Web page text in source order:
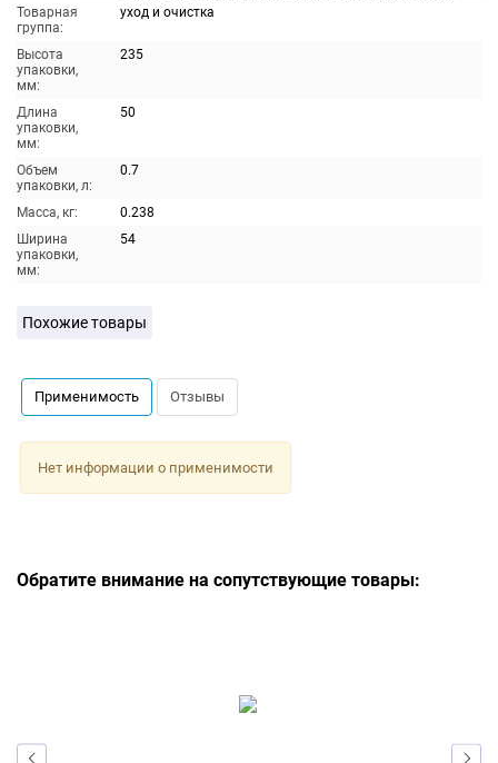
Товарная
группа:
уход и очистка
Высота
упаковки,
мм:
235
Длина
упаковки,
мм:
50
Объем
упаковки, л:
0.7
Масса, кг:
0.238
Ширина
упаковки,
мм:
54
Похожие товары
Применимость Отзывы
Нет информации о применимости
Обратите внимание на сопутствующие товары: